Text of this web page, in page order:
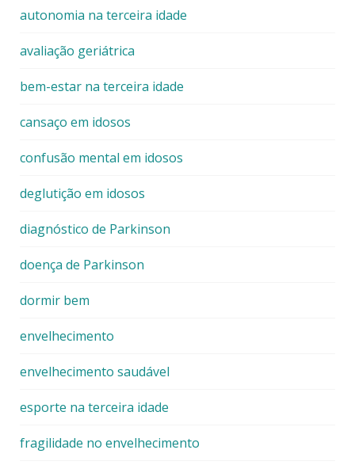
autonomia na terceira idade
avaliação geriátrica
bem-estar na terceira idade
cansaço em idosos
confusão mental em idosos
deglutição em idosos
diagnóstico de Parkinson
doença de Parkinson
dormir bem
envelhecimento
envelhecimento saudável
esporte na terceira idade
fragilidade no envelhecimento